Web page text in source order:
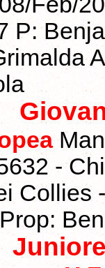
P:
-
Collies